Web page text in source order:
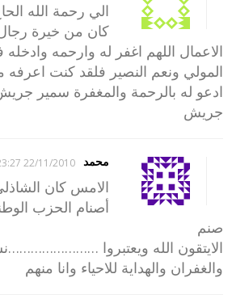
الي رحمة الله
كان من خيرة
الاعمال اللهم اغفر له وارحمه
المولي ونعم النصير فلقد كنت
ادعو له بالرحمة والمغفرة سمير جريش
جريش
محمد 22/11/2010 23:27
الامس كان
أصنام الحزب
صنم
الايتقون الله ويعتبروا
والغفران والهداية للاحياء وانا منهم